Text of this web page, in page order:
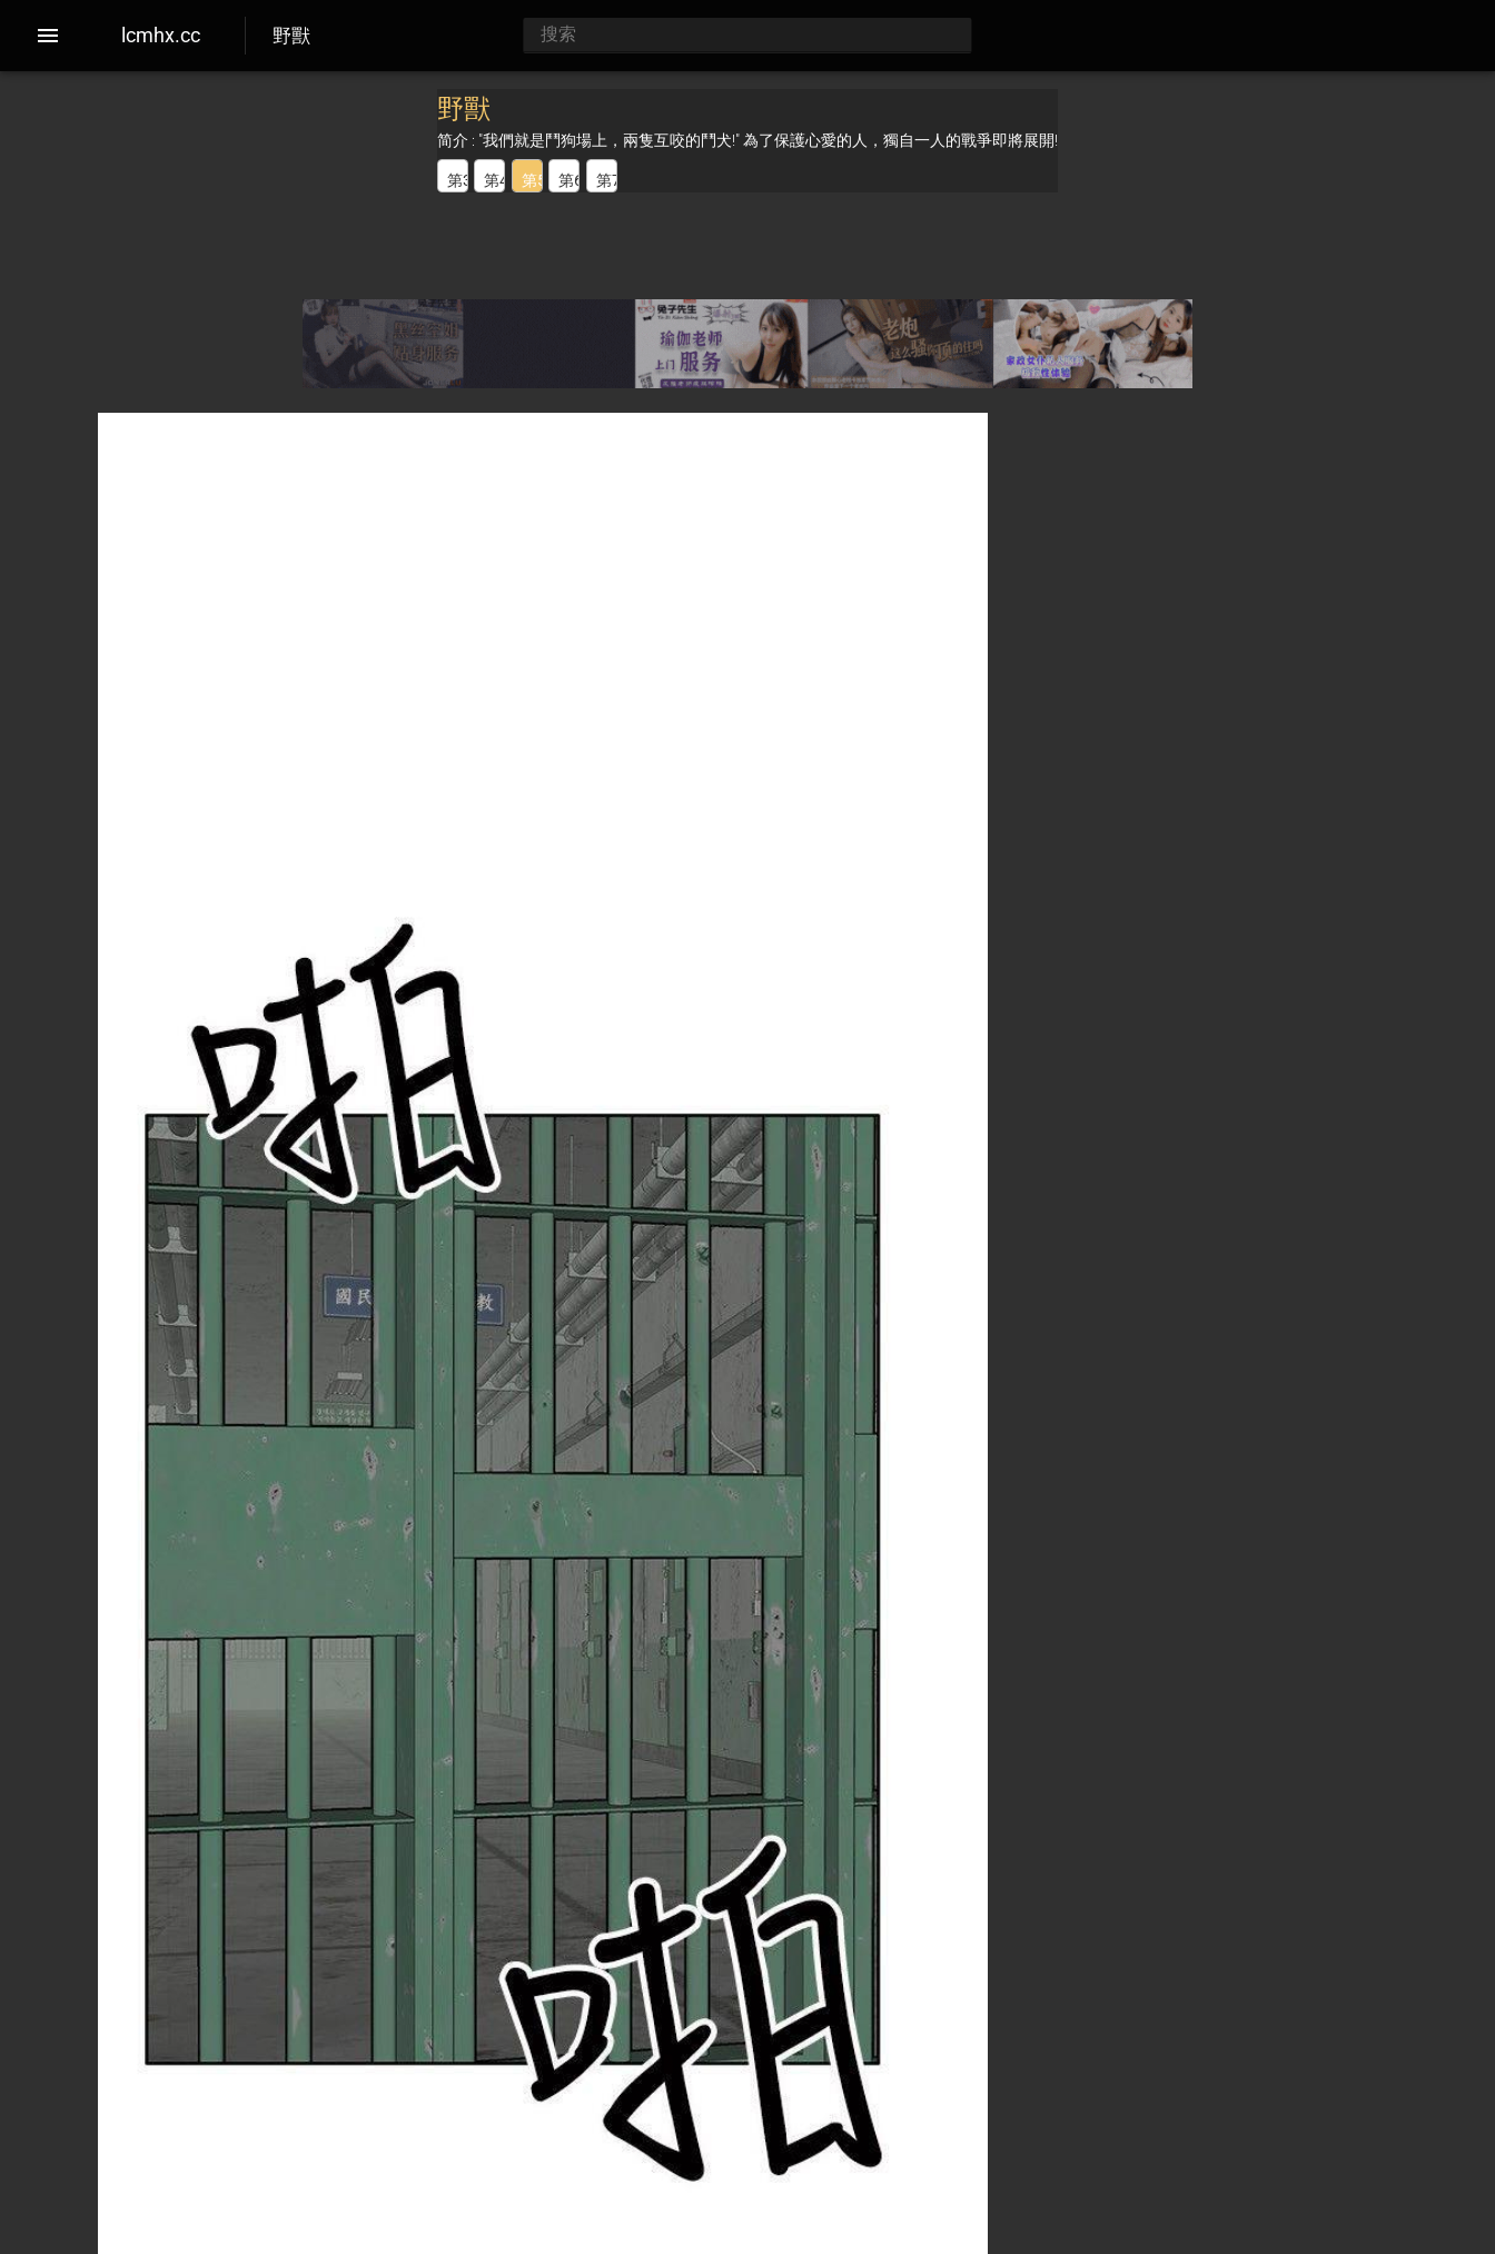
lcmhx.cc 野獸
野獸
简介 : "我們就是鬥狗場上，兩隻互咬的鬥犬!" 為了保護心愛的人，獨自一人的戰爭即將展開!
第3话第4话第5话第6话第7话